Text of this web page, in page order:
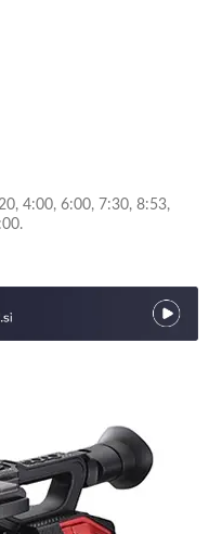
4:00, 6:00, 7:30, 8:53,